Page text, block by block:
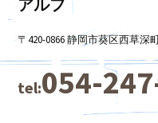
ビ
ゲ
アルフ
〒420-0866 静岡市葵区西草
tel:054-